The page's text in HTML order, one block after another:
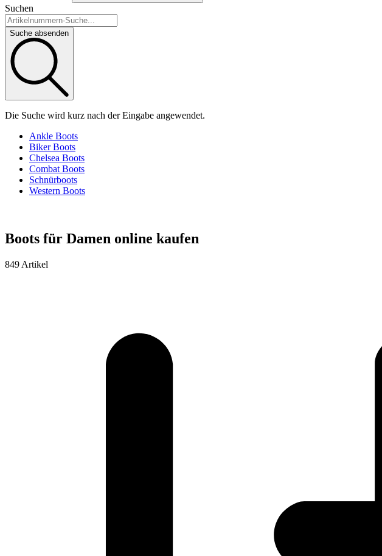
Suchen
Suche absenden
Die Suche wird kurz nach der Eingabe angewendet.
Ankle Boots
Biker Boots
Chelsea Boots
Combat Boots
Schnürboots
Western Boots
Boots für Damen online kaufen
849 Artikel